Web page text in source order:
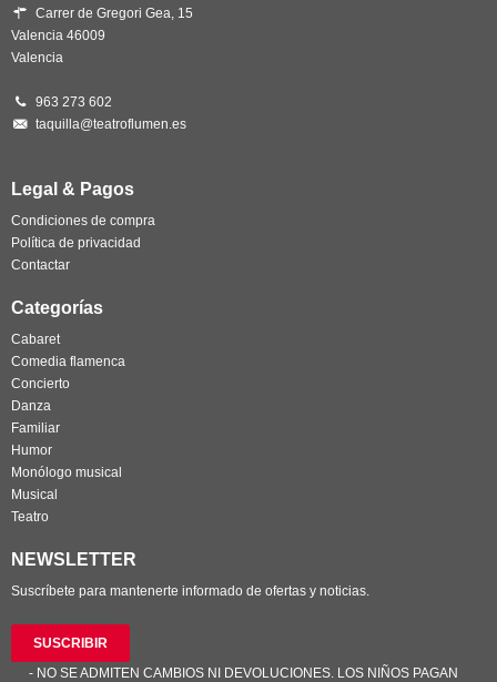
Carrer de Gregori Gea, 15
Valencia 46009
Valencia
963 273 602
taquilla@teatroflumen.es
Legal & Pagos
Condiciones de compra
Política de privacidad
Contactar
Categorías
Cabaret
Comedia flamenca
Concierto
Danza
Familiar
Humor
Monólogo musical
Musical
Teatro
NEWSLETTER
Suscríbete para mantenerte informado de ofertas y noticias.
SUSCRIBIR
- NO SE ADMITEN CAMBIOS NI DEVOLUCIONES. LOS NIÑOS PAGAN